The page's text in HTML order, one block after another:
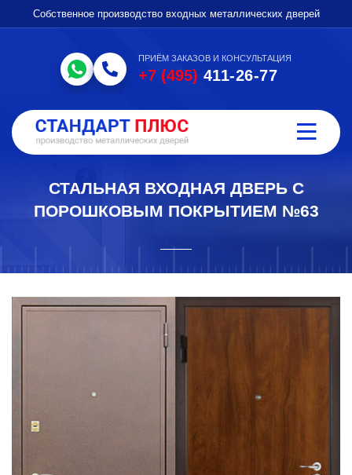
Собственное производство входных металлических дверей
ПРИЁМ ЗАКАЗОВ И КОНСУЛЬТАЦИЯ
+7 (495) 411-26-77
СТАЛЬНАЯ ВХОДНАЯ ДВЕРЬ С
ПОРОШКОВЫМ ПОКРЫТИЕМ №63